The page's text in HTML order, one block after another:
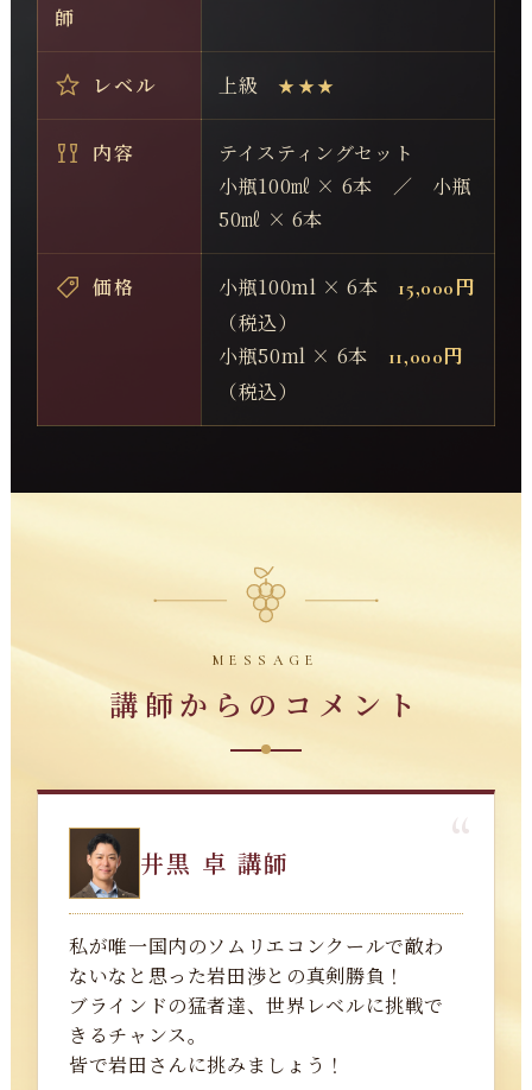
師
レベル 上級 ★★★
内容
テイスティングセット
小瓶100㎖ × 6本 ／ 小瓶
50㎖ × 6本
価格 小瓶100ml × 6本 15,000円
（税込）
小瓶50ml × 6本
11,000円
（税込）
MESSAGE
講師からのコメント
井黒 卓 講師
私が唯一国内のソムリエコンクールで敵わ
ないなと思った岩田渉との真剣勝負！
ブラインドの猛者達、世界レベルに挑戦で
きるチャンス。
皆で岩田さんに挑みましょう！